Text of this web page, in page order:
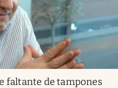
faltante de tampones